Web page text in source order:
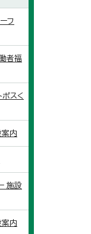
フ
者福
ポスく
内
施設
内